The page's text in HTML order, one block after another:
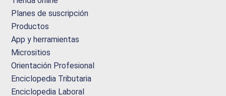
Planes de suscripción
Productos
App y herramientas
Micrositios
Orientación Profesional
Enciclopedia Tributaria
Enciclopedia Laboral